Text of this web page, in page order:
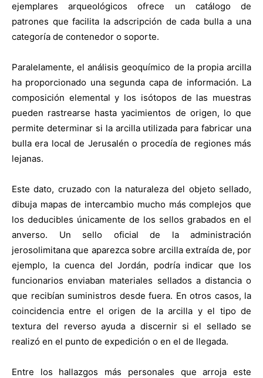
ejemplares arqueológicos ofrece un catálogo de
patrones que facilita la adscripción de cada bulla a una
categoría de contenedor o soporte.
Paralelamente, el análisis geoquímico de la propia arcilla
ha proporcionado una segunda capa de información. La
composición elemental y los isótopos de las muestras
pueden rastrearse hasta yacimientos de origen, lo que
permite determinar si la arcilla utilizada para fabricar una
bulla era local de Jerusalén o procedía de regiones más
lejanas.
Este dato, cruzado con la naturaleza del objeto sellado,
dibuja mapas de intercambio mucho más complejos que
los deducibles únicamente de los sellos grabados en el
anverso. Un sello oficial de la administración
jerosolimitana que aparezca sobre arcilla extraída de, por
ejemplo, la cuenca del Jordán, podría indicar que los
funcionarios enviaban materiales sellados a distancia o
que recibían suministros desde fuera. En otros casos, la
coincidencia entre el origen de la arcilla y el tipo de
textura del reverso ayuda a discernir si el sellado se
realizó en el punto de expedición o en el de llegada.
Entre los hallazgos más personales que arroja este